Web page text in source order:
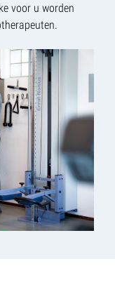
voor u worden